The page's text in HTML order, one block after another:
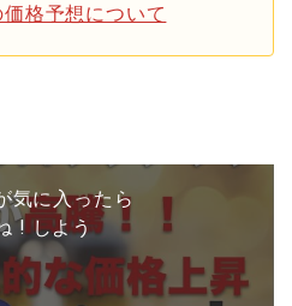
格予想について
気に入ったら
! しよう